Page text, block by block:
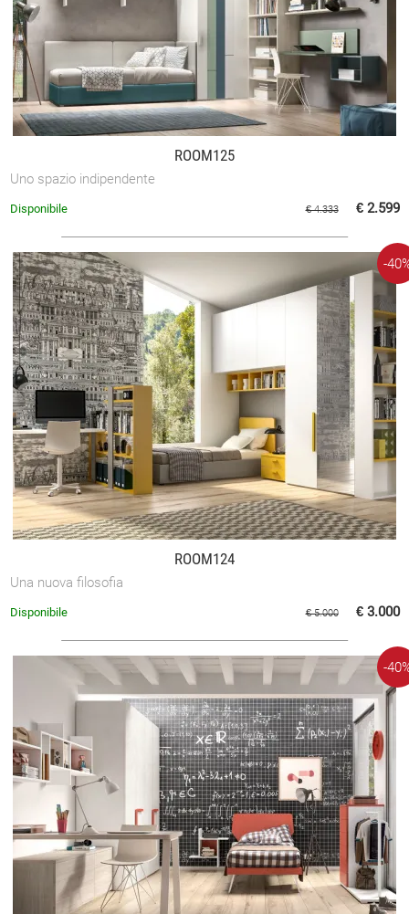
ROOM125
Uno spazio indipendente
€ 4.333 € 2.599
Disponibile
ROOM124
Una nuova filosofia
-
€ 5.000 € 3.000
Disponibile
-